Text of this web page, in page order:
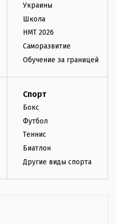
Украины
Школа
НМТ 2026
Саморазвитие
Обучение за границей
Спорт
Бокс
Футбол
Теннис
Биатлон
Другие виды спорта